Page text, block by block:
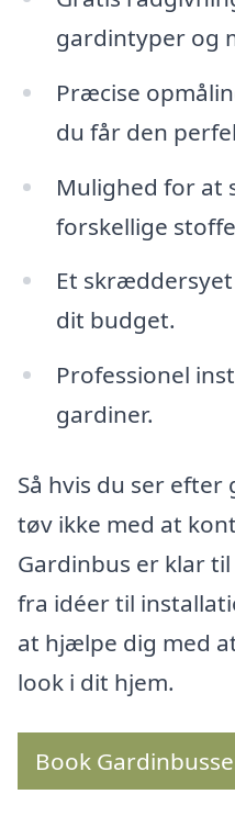
gardintyper og
Præcise
du får den
Mulighed for at
forskellige
Et
dit budget.
Professionel
gardiner.
Så hvis du ser
tøv ikke med at
Gardinbus er klar
fra idéer til
at hjælpe dig med
look i dit hjem.
Book